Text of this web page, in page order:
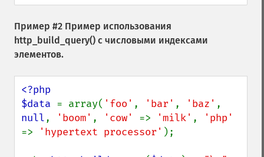
Пример #2 Пример использования
http_build_query() с числовыми индексами
элементов.
<?php
$data = array( 'foo' , 'bar' , 'baz'
null, 'boom' , 'cow' => 'milk' ,
=>
'hypertext processor' );